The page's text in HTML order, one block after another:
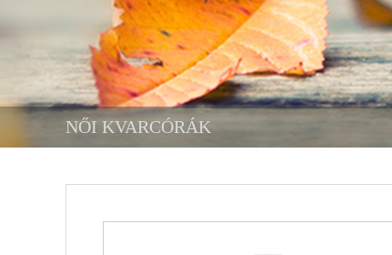
NŐI KVARCÓRÁK